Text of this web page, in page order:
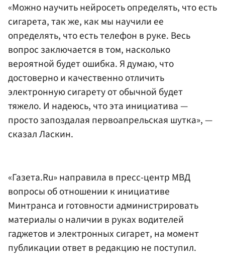
«Можно научить нейросеть определять, что есть
сигарета, так же, как мы научили ее
определять, что есть телефон в руке. Весь
вопрос заключается в том, насколько
вероятной будет ошибка. Я думаю, что
достоверно и качественно отличить
электронную сигарету от обычной будет
тяжело. И надеюсь, что эта инициатива —
просто запоздалая первоапрельская шутка», —
сказал Ласкин.
«Газета.Ru» направила в пресс-центр МВД
вопросы об отношении к инициативе
Минтранса и готовности администрировать
материалы о наличии в руках водителей
гаджетов и электронных сигарет, на момент
публикации ответ в редакцию не поступил.